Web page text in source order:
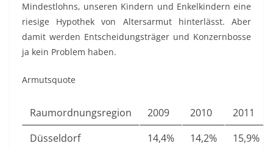
Mindestlohns, unseren Kindern und Enkelkindern eine
riesige Hypothek von Altersarmut hinterlässt. Aber
damit werden Entscheidungsträger und Konzernbosse
ja kein Problem haben.
Armutsquote
Raumordnungsregion 2009 2010
2011
Düsseldorf
14,4% 14,2% 15,9%